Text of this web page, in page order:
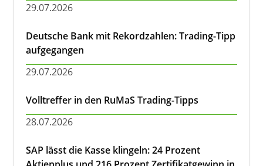
29.07.2026
Deutsche Bank mit Rekordzahlen: Trading-Tipp
aufgegangen
29.07.2026
Volltreffer in den RuMaS Trading-Tipps
28.07.2026
SAP lässt die Kasse klingeln: 24 Prozent